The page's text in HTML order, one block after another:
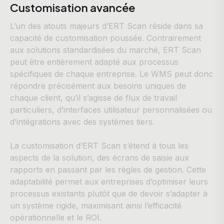
Customisation avancée
L’un des atouts majeurs d’ERT Scan réside dans sa
capacité de customisation poussée. Contrairement
aux solutions standardisées du marché, ERT Scan
peut être entièrement adapté aux processus
spécifiques de chaque entreprise. Le WMS peut donc
répondre précisément aux besoins uniques de
chaque client, qu’il s’agisse de flux de travail
particuliers, d’interfaces utilisateur personnalisées ou
d’intégrations avec des systèmes tiers.
La customisation d’ERT Scan s’étend à tous les
aspects de la solution, des écrans de saisie aux
rapports en passant par les règles de gestion. Cette
adaptabilité permet aux entreprises d’optimiser leurs
processus existants plutôt que de devoir s’adapter à
un système rigide, maximisant ainsi l’efficacité
opérationnelle et le ROI.